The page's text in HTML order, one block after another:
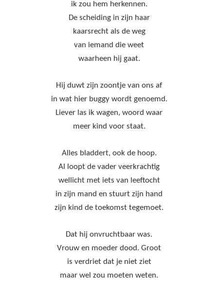
ik zou hem herkennen.
De scheiding in zijn haar
kaarsrecht als de weg
van iemand die weet
waarheen hij gaat.
Hij duwt zijn zoontje van ons af
in wat hier buggy wordt genoemd.
Liever las ik wagen, woord waar
meer kind voor staat.
Alles bladdert, ook de hoop.
Al loopt de vader veerkrachtig
wellicht met iets van leeftocht
in zijn mand en stuurt zijn hand
zijn kind de toekomst tegemoet.
Dat hij onvruchtbaar was.
Vrouw en moeder dood. Groot
is verdriet dat je niet ziet
maar wel zou moeten weten.